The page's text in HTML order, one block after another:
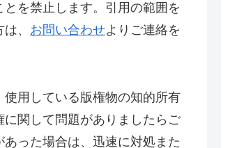
を禁止します。引用の範囲を
、 お問い合わせよりご連絡を
用している版権物の知的所有
関して問題がありましたらご
った場合は、迅速に対処また